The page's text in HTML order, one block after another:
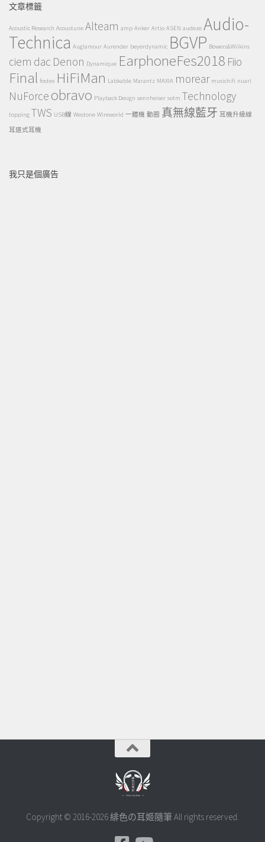
文章標籤
Acoustic Research Acoustune Alteam amp Anker Artio ASEN audeze Audio-
Technica Auglamour Aurender beyerdynamic BGVP Bowers&Wilkins
ciem dac Denon Dynamique EarphoneFes2018 Fiio
Final fostex HiFiMan Labkable Marantz MAXIA morear musichifi nuarl
NuForce obravo Playback Design sennheiser sotm Technology
topping TWS USB線 Westone Wireworld 一體機 動圈 真無線藍牙 耳機升級線
耳道式耳機
我只是個廣告
Copyright © 2016-2026 緋色の耳姬隨筆 All rights reserved.